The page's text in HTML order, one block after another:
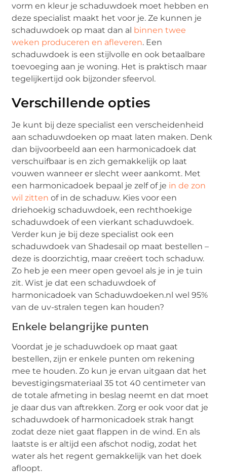
vorm en kleur je schaduwdoek moet hebben en
deze specialist maakt het voor je. Ze kunnen je
schaduwdoek op maat dan al binnen twee
weken produceren en afleveren. Een
schaduwdoek is een stijlvolle en ook betaalbare
toevoeging aan je woning. Het is praktisch maar
tegelijkertijd ook bijzonder sfeervol.
Verschillende opties
Je kunt bij deze specialist een verscheidenheid
aan schaduwdoeken op maat laten maken. Denk
dan bijvoorbeeld aan een harmonicadoek dat
verschuifbaar is en zich gemakkelijk op laat
vouwen wanneer er slecht weer aankomt. Met
een harmonicadoek bepaal je zelf of je in de zon
wil zitten of in de schaduw. Kies voor een
driehoekig schaduwdoek, een rechthoekige
schaduwdoek of een vierkant schaduwdoek.
Verder kun je bij deze specialist ook een
schaduwdoek van Shadesail op maat bestellen –
deze is doorzichtig, maar creëert toch schaduw.
Zo heb je een meer open gevoel als je in je tuin
zit. Wist je dat een schaduwdoek of
harmonicadoek van Schaduwdoeken.nl wel 95%
van de uv-stralen tegen kan houden?
Enkele belangrijke punten
Voordat je je schaduwdoek op maat gaat
bestellen, zijn er enkele punten om rekening
mee te houden. Zo kun je ervan uitgaan dat het
bevestigingsmateriaal 35 tot 40 centimeter van
de totale afmeting in beslag neemt en dat moet
je daar dus van aftrekken. Zorg er ook voor dat je
schaduwdoek of harmonicadoek strak hangt
zodat deze niet gaat flappen in de wind. En als
laatste is er altijd een afschot nodig, zodat het
water als het regent gemakkelijk van het doek
afloopt.